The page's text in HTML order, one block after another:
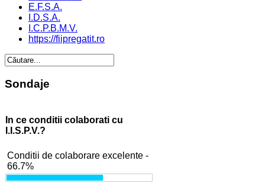
E.F.S.A.
I.D.S.A.
I.C.P.B.M.V.
https://fiipregatit.ro
Sondaje
In ce conditii colaborati cu
I.I.S.P.V.?
Conditii de colaborare excelente -
66.7%